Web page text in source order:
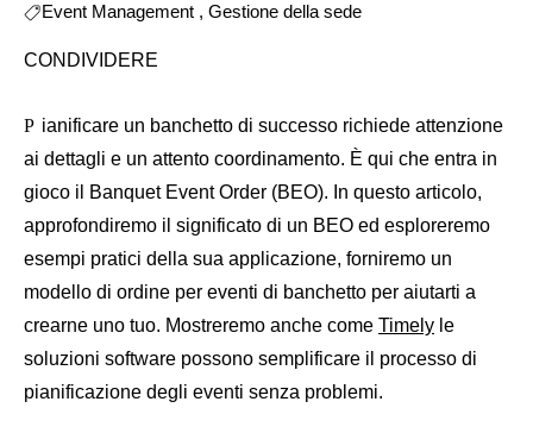
Event Management , Gestione della sede
CONDIVIDERE
Pianificare un banchetto di successo richiede attenzione
ai dettagli e un attento coordinamento. È qui che entra in
gioco il Banquet Event Order (BEO). In questo articolo,
approfondiremo il significato di un BEO ed esploreremo
esempi pratici della sua applicazione, forniremo un
modello di ordine per eventi di banchetto per aiutarti a
crearne uno tuo. Mostreremo anche come Timely le
soluzioni software possono semplificare il processo di
pianificazione degli eventi senza problemi.